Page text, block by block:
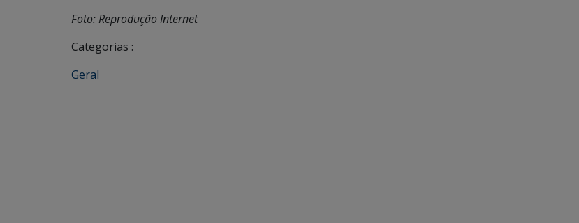
Foto: Reprodução Internet
Categorias :
Geral